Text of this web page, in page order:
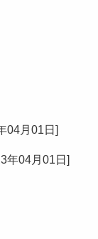
04月01日 ]
年04月01日 ]